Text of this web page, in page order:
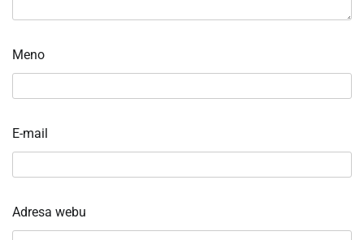
Meno
E-mail
Adresa webu